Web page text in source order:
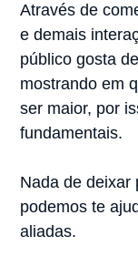
Através de
e demais
público gosta
mostrando em
ser maior, por
fundamentais.⠀
Nada de deixar
podemos te
aliadas.